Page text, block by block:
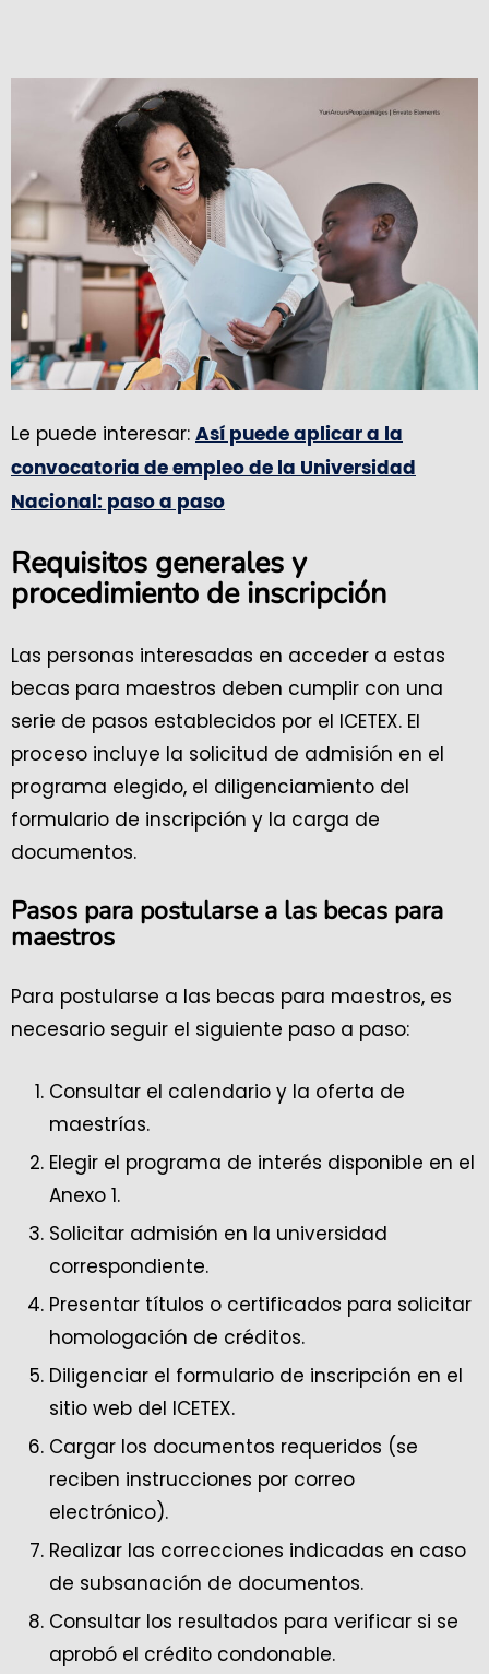
Le puede interesar: Así puede aplicar a la
convocatoria de empleo de la Universidad
Nacional: paso a paso
Requisitos generales y
procedimiento de inscripción
Las personas interesadas en acceder a estas
becas para maestros deben cumplir con una
serie de pasos establecidos por el ICETEX. El
proceso incluye la solicitud de admisión en el
programa elegido, el diligenciamiento del
formulario de inscripción y la carga de
documentos.
Pasos para postularse a las becas para
maestros
Para postularse a las becas para maestros, es
necesario seguir el siguiente paso a paso:
Consultar el calendario y la oferta de
maestrías.
Elegir el programa de interés disponible en el
Anexo 1.
Solicitar admisión en la universidad
correspondiente.
Presentar títulos o certificados para solicitar
homologación de créditos.
Diligenciar el formulario de inscripción en el
sitio web del ICETEX.
Cargar los documentos requeridos (se
reciben instrucciones por correo
electrónico).
Realizar las correcciones indicadas en caso
de subsanación de documentos.
Consultar los resultados para verificar si se
aprobó el crédito condonable.